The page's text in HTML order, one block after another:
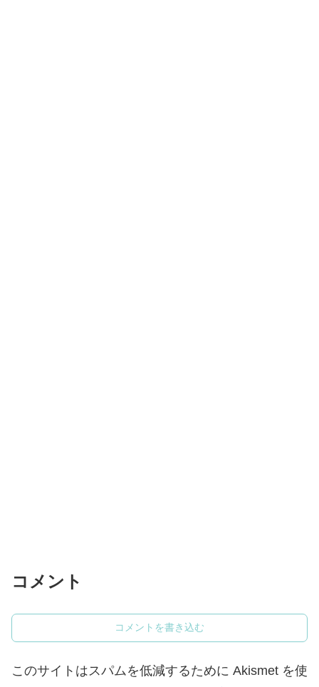
コメント
コメントを書き込む
このサイトはスパムを低減するために Akismet を使